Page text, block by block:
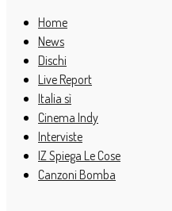
Home
News
Dischi
Live Report
Italia sì
Cinema Indy
Interviste
IZ Spiega Le Cose
Canzoni Bomba